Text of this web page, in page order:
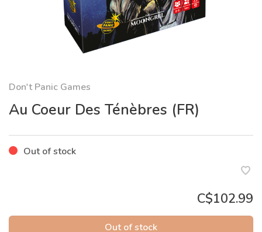
Don't Panic Games
Au Coeur Des Ténèbres (FR)
Out of stock
C$102.99
Out of stock